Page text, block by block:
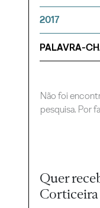
2017
Não foi
pesquisa. Por
Quer